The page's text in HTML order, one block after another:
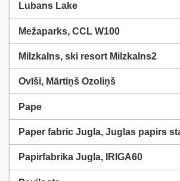
Lubans Lake
Mežaparks, CCL W100
Milzkalns, ski resort Milzkalns2
Ovīši, Mārtiņš Ozoliņš
Pape
Paper fabric Jugla, Juglas papirs
Papirfabrika Jugla, IRIGA60